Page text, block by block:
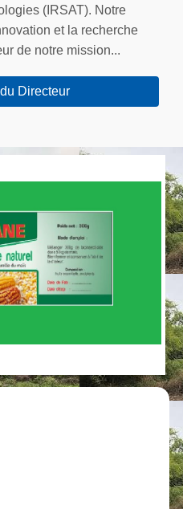
(IRSAT). Notre
et la recherche
de notre mission...
Directeur